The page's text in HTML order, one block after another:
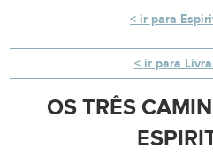
ir para
ir para
OS TRÊS